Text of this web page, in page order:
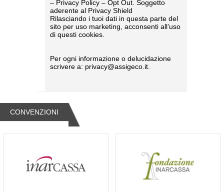
– Privacy Policy – Opt Out. Soggetto
aderente al Privacy Shield
Rilasciando i tuoi dati in questa parte del
sito per uso marketing, acconsenti all’uso
di questi cookies.
Per ogni informazione o delucidazione
scrivere a: privacy@assigeco.it
CONVENZIONI